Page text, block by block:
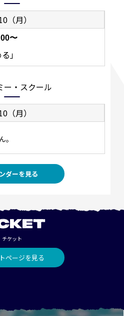
（月）
〜
」
ー・スクール
（月）
。
ダーを見る
チケット
ページを見る